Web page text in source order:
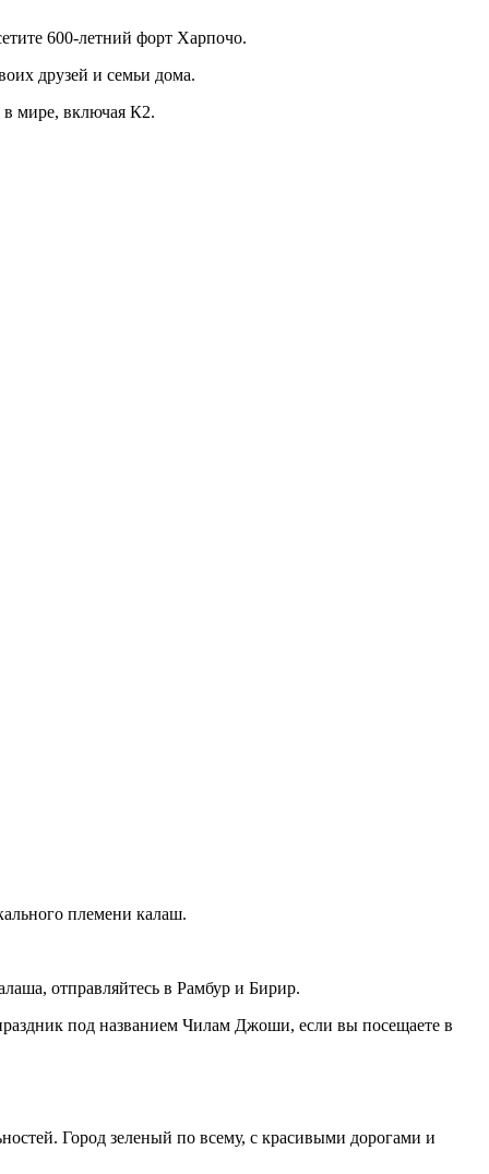
600-летний форт Харпочо.
друзей и семьи дома.
в мире, включая К2.
племени калаш.
отправляйтесь в Рамбур и Бирир.
под названием Чилам Джоши, если вы посещаете в
Город зеленый по всему, с красивыми дорогами и